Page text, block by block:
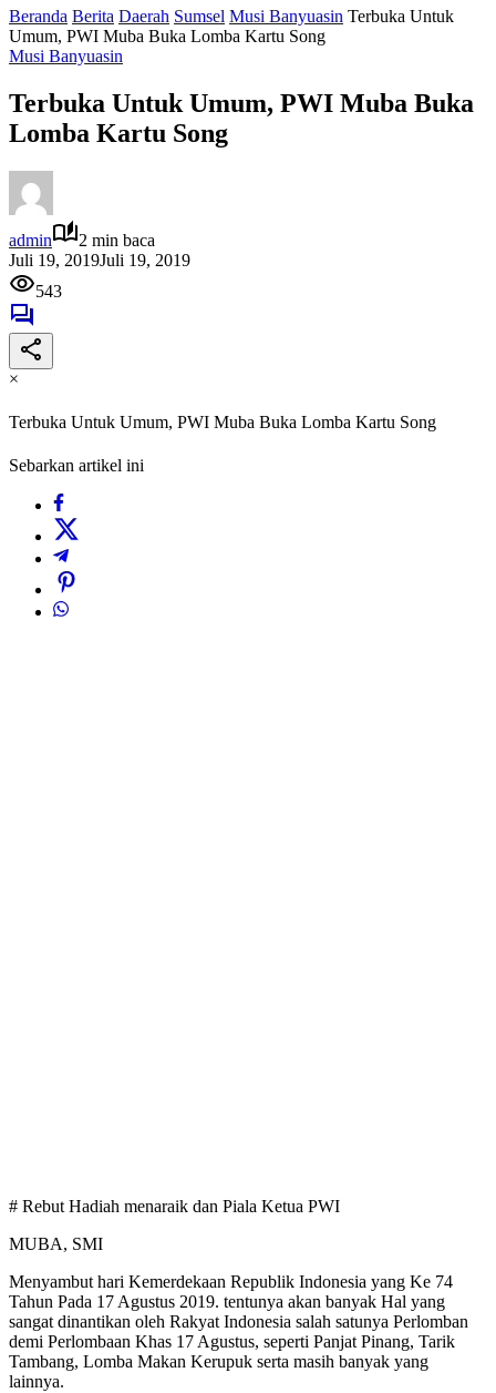
Beranda Berita Daerah Sumsel Musi Banyuasin Terbuka Untuk
Umum, PWI Muba Buka Lomba Kartu Song
Musi Banyuasin
Terbuka Untuk Umum, PWI Muba Buka
Lomba Kartu Song
admin
2 min baca
Juli 19, 2019Juli 19, 2019
543
×
Terbuka Untuk Umum, PWI Muba Buka Lomba Kartu Song
Sebarkan artikel ini
# Rebut Hadiah menaraik dan Piala Ketua PWI
MUBA, SMI
Menyambut hari Kemerdekaan Republik Indonesia yang Ke 74
Tahun Pada 17 Agustus 2019. tentunya akan banyak Hal yang
sangat dinantikan oleh Rakyat Indonesia salah satunya Perlomban
demi Perlombaan Khas 17 Agustus, seperti Panjat Pinang, Tarik
Tambang, Lomba Makan Kerupuk serta masih banyak yang
lainnya.